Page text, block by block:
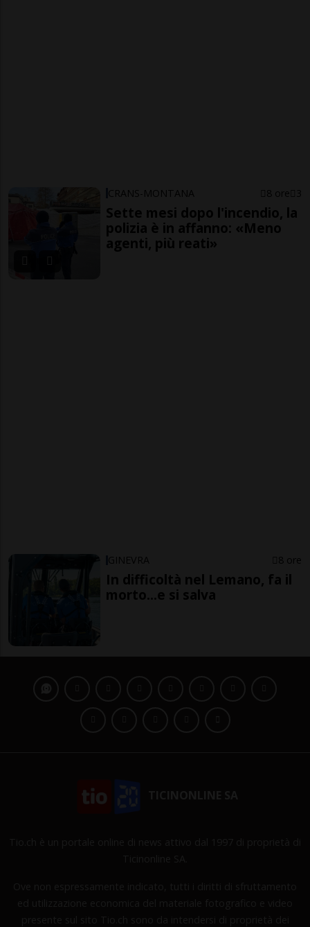
CRANS-MONTANA 8 ore 3
Sette mesi dopo l'incendio, la
polizia è in affanno: «Meno
agenti, più reati»
GINEVRA 8 ore
In difficoltà nel Lemano, fa il
morto...e si salva